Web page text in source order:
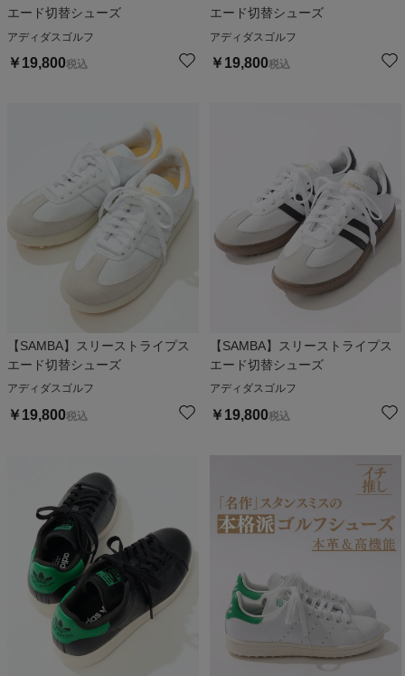
エード切替シューズ
アディダスゴルフ
￥ 19,800税込
エード切替シューズ
アディダスゴルフ
￥ 19,800税込
【SAMBA】スリーストライプス
エード切替シューズ
アディダスゴルフ
￥ 19,800税込
【SAMBA】スリーストライプス
エード切替シューズ
アディダスゴルフ
￥ 19,800税込